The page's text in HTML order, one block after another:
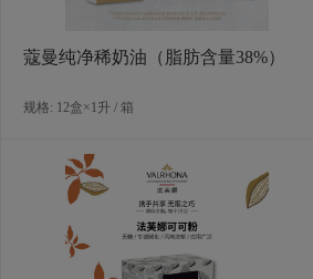
多焙乐迷你绿色树叶形巧克力
规格: 6盒×264克（576片） / 箱
蔻曼纯净稀奶油（脂肪含量38%）
规格: 12盒×1升 / 箱